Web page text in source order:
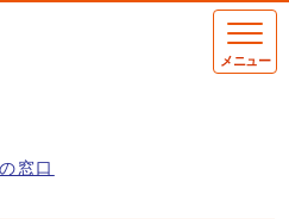
メニュー
窓口